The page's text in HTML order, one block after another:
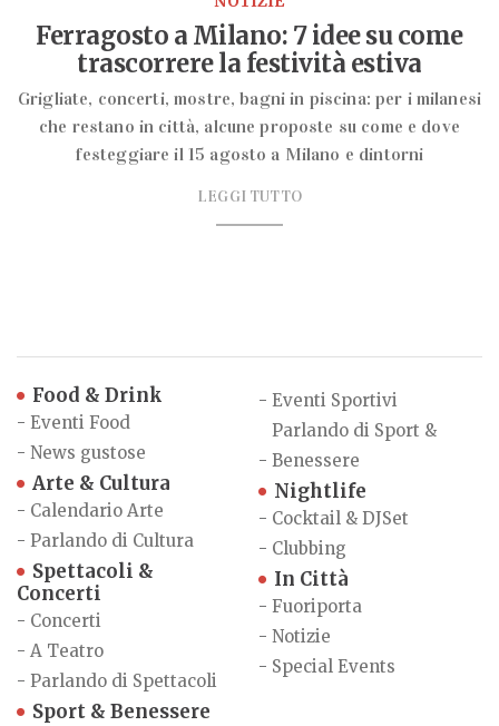
Ferragosto a Milano: 7 idee su come
trascorrere la festività estiva
Grigliate, concerti, mostre, bagni in piscina: per i milanesi
che restano in città, alcune proposte su come e dove
festeggiare il 15 agosto a Milano e dintorni
LEGGI TUTTO
Food & Drink
- Eventi Food
- News gustose
Arte & Cultura
- Calendario Arte
- Parlando di Cultura
Spettacoli &
Concerti
- Concerti
- A Teatro
- Parlando di Spettacoli
Sport & Benessere
- Eventi Sportivi
-
Parlando di Sport &
Benessere
Nightlife
- Cocktail & DJSet
- Clubbing
In Città
- Fuoriporta
- Notizie
- Special Events